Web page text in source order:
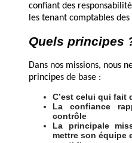
confiant des
les tenant comptables
Quels principes
Dans nos missions, nous
principes de base :
C’est celui qui fait
La confiance
contrôle
La principale
mettre son équipe